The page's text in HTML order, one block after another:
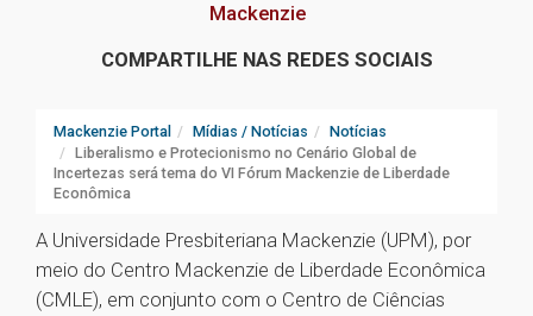
Mackenzie
COMPARTILHE NAS REDES SOCIAIS
Mackenzie Portal Mídias / Notícias
Notícias
Liberalismo e Protecionismo no Cenário Global de
Incertezas será tema do VI Fórum Mackenzie de Liberdade
Econômica
A Universidade Presbiteriana Mackenzie (UPM), por
meio do Centro Mackenzie de Liberdade Econômica
(CMLE), em conjunto com o Centro de Ciências